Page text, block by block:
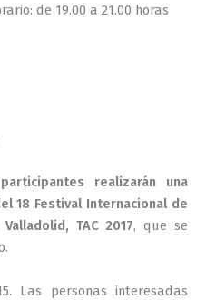
de 19.00 a 21.00 horas
realizarán una
18 Festival Internacional de
TAC 2017, que se
Las personas interesadas